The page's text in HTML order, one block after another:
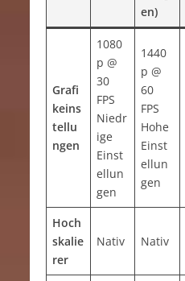
en)
Grafi
keins
tellu
ngen
1080
p @
30
FPS
Niedr
ige
Einst
ellun
gen
1440
p @
60
FPS
Hohe
Einst
ellun
gen
Hoch
skalie
rer
Nativ Nativ